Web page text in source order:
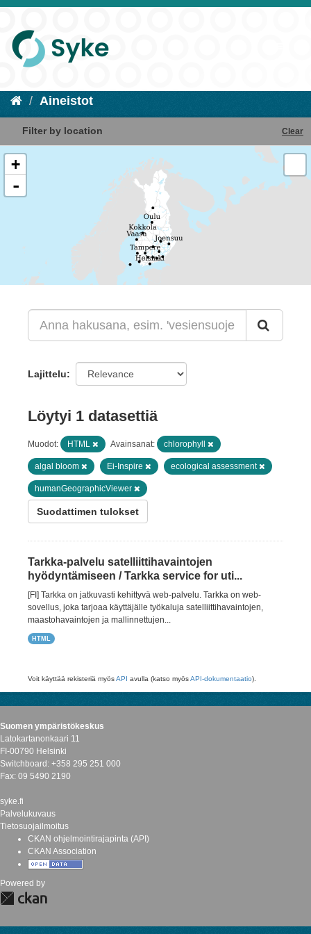
Aineistot
Filter by location Clear
+
-
Lajittelu
Löytyi 1 datasettiä
Muodot: HTML Avainsanat: chlorophyll
algal bloom Ei-Inspire ecological assessment
humanGeographicViewer
Suodattimen tulokset
Tarkka-palvelu satelliittihavaintojen
hyödyntämiseen / Tarkka service for uti...
[FI] Tarkka on jatkuvasti kehittyvä web-palvelu. Tarkka on web-
sovellus, joka tarjoaa käyttäjälle työkaluja satelliittihavaintojen,
maastohavaintojen ja mallinnettujen...
HTML
Voit käyttää rekisteriä myösAPI avulla (katso myösAPI-dokumentaatio).
Suomen ympäristökeskus
Latokartanonkaari 11
FI-00790 Helsinki
Switchboard: +358 295 251 000
Fax: 09 5490 2190
syke.fi
Palvelukuvaus
Tietosuojailmoitus
CKAN ohjelmointirajapinta (API)
CKAN Association
Powered by